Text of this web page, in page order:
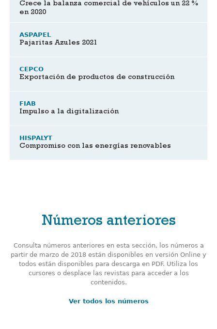
Crece la balanza comercial de vehículos un 22 %
en 2020
ASPAPEL
Pajaritas Azules 2021
CEPCO
Exportación de productos de construcción
FIAB
Impulso a la digitalización
HISPALYT
Compromiso con las energías renovables
Números anteriores
Consulta números anteriores en esta sección, los números a
partir de marzo de 2018 están disponibles en versión Online y
todos están disponibles para descarga en PDF. Utiliza los
cursores o desplace las revistas para acceder a los
contenidos.
Ver todos los números